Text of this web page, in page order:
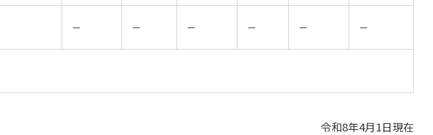
－ － － － － －
令和8年4月1日現在